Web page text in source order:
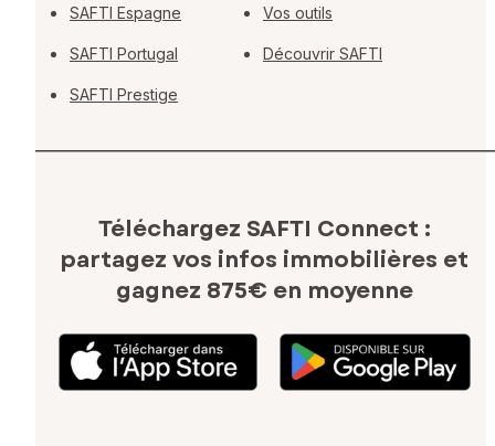
SAFTI Espagne
SAFTI Portugal
SAFTI Prestige
Vos outils
Découvrir SAFTI
Téléchargez SAFTI Connect :
partagez vos infos immobilières et
gagnez 875€ en moyenne